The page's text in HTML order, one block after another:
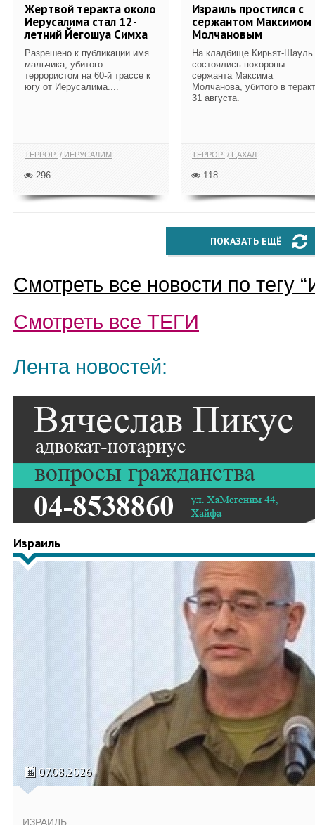
Жертвой теракта около
Иерусалима стал 12-
летний Йегошуа Симха
Разрешено к публикации имя
мальчика, убитого
террористом на 60-й трассе к
югу от Иерусалима....
ТЕРРОР ИЕРУСАЛИМ
296
Израиль простился с
сержантом Максимом
Молчановым
На кладбище Кирьят-Шауль
состоялись похороны
сержанта Максима
Молчанова, убитого в
31 августа.
ТЕРРОР ЦАХАЛ
118
ПОКАЗАТЬ ЕЩЁ
Смотреть все новости по тегу “
Смотреть все ТЕГИ
Лента новостей:
Израиль
07.08.2026
ИЗРАИЛЬ